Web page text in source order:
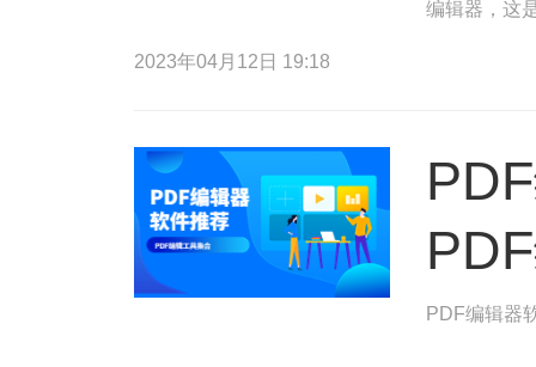
编辑器，这
2023年04月12日 19:18
PDF编辑器